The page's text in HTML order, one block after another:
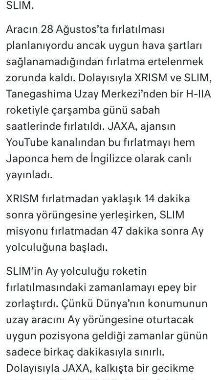
SLIM.
Aracın 28 Ağustos’ta fırlatılması
planlanıyordu ancak uygun hava şartları
sağlanamadığından fırlatma ertelenmek
zorunda kaldı. Dolayısıyla XRISM ve SLIM,
Tanegashima Uzay Merkezi’nden bir H-IIA
roketiyle çarşamba günü sabah
saatlerinde fırlatıldı. JAXA, ajansın
YouTube kanalından bu fırlatmayı hem
Japonca hem de İngilizce olarak canlı
yayınladı.
XRISM fırlatmadan yaklaşık 14 dakika
sonra yörüngesine yerleşirken, SLIM
misyonu fırlatmadan 47 dakika sonra Ay
yolculuğuna başladı.
SLIM’in Ay yolculuğu roketin
fırlatılmasındaki zamanlamayı epey bir
zorlaştırdı. Çünkü Dünya’nın konumunun
uzay aracını Ay yörüngesine oturtacak
uygun pozisyona geldiği zamanlar günün
sadece birkaç dakikasıyla sınırlı.
Dolayısıyla JAXA, kalkışta bir gecikme